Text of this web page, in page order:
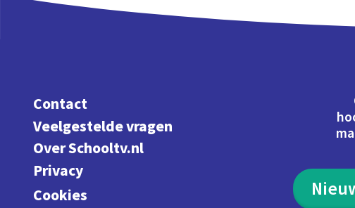
Contact
Veelgestelde vragen
Over Schooltv.nl
Privacy
Cookies